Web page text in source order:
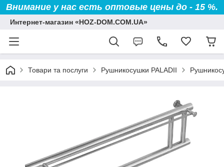
Внимание у нас есть оптовые цены до - 15 %.
Интернет-магазин «HOZ-DOM.COM.UA»
Товари та послуги Рушникосушки PALADII